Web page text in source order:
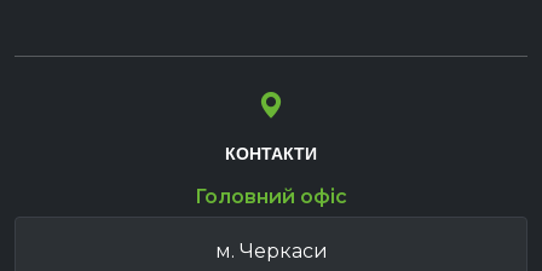
КОНТАКТИ
Головний офіс
м. Черкаси